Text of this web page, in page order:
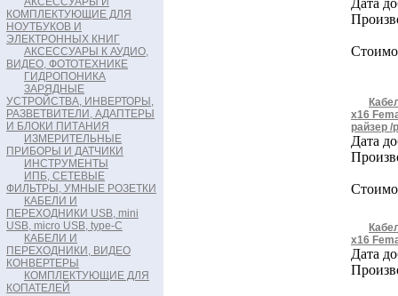
КОМПЛЕКТУЮЩИЕ ДЛЯ
НОУТБУКОВ И
ЭЛЕКТРОННЫХ КНИГ
АКСЕССУАРЫ К АУДИО,
ВИДЕО, ФОТОТЕХНИКЕ
ГИДРОПОНИКА
ЗАРЯДНЫЕ
УСТРОЙСТВА, ИНВЕРТОРЫ,
РАЗВЕТВИТЕЛИ, АДАПТЕРЫ
И БЛОКИ ПИТАНИЯ
ИЗМЕРИТЕЛЬНЫЕ
ПРИБОРЫ И ДАТЧИКИ
ИНСТРУМЕНТЫ
ИПБ, СЕТЕВЫЕ
ФИЛЬТРЫ, УМНЫЕ РОЗЕТКИ
КАБЕЛИ И
ПЕРЕХОДНИКИ USB, mini
USB, micro USB, type-C
КАБЕЛИ И
ПЕРЕХОДНИКИ, ВИДЕО
КОНВЕРТЕРЫ
КОМПЛЕКТУЮЩИЕ ДЛЯ
КОПАТЕЛЕЙ
Дата
x16
райзер /
Дата
x16
Дата